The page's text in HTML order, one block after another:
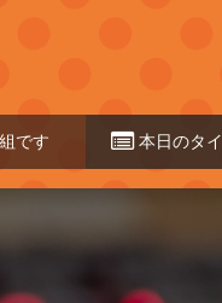
00:00～07:30 本日のタイ